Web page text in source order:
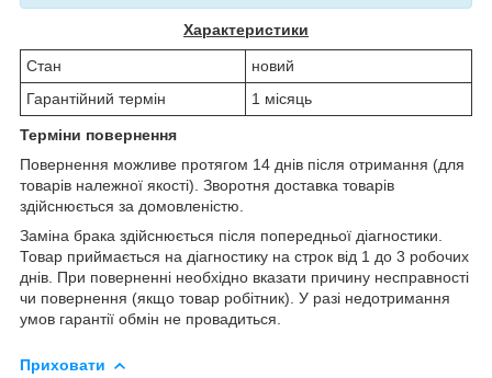
Характеристики
Стан
новий
Гарантійний термін
1 місяць
Терміни повернення
Повернення можливе протягом 14 днів після отримання (для
товарів належної якості). Зворотня доставка товарів
здійснюється за домовленістю.
Заміна брака здійснюється після попередньої діагностики.
Товар приймається на діагностику на строк від 1 до 3 робочих
днів. При поверненні необхідно вказати причину несправності
чи повернення (якщо товар робітник). У разі недотримання
умов гарантії обмін не провадиться.
Приховати